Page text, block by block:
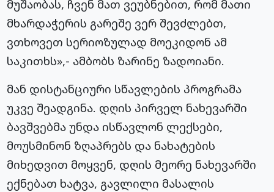
მუშაობას, ჩვენ მათ ვეუბნებით, რომ მათი
მხარდაჭერის გარეშე ვერ შევძლებთ,
ვთხოვეთ სერიოზულად მოეკიდონ ამ
საკითხს»,- ამბობს ზარინე ზადოიანი.
მან დისტანციური სწავლების პროგრამა
უკვე შეადგინა. დღის პირველ ნახევარში
ბავშვებმა უნდა ისწავლონ ლექსები,
მოუსმინონ ზღაპრებს და ნახატების
მიხედვით მოყვენ, დღის მეორე ნახევარში
ექნებათ ხატვა, გავლილი მასალის